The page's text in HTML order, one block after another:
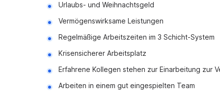
Urlaubs- und Weihnachtsgeld
Vermögenswirksame Leistungen
Regelmäßige Arbeitszeiten im 3 Schicht-System
Krisensicherer Arbeitsplatz
Erfahrene Kollegen stehen zur Einarbeitung zur
Arbeiten in einem gut eingespielten Team